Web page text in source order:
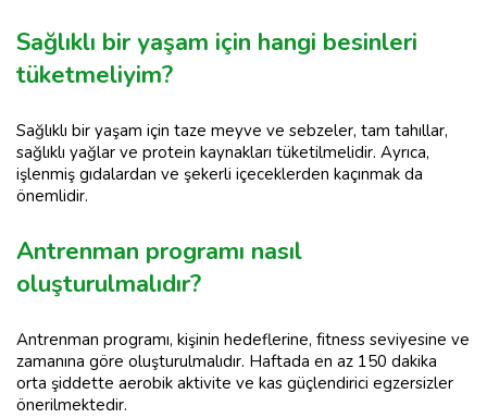
Sağlıklı bir yaşam için hangi besinleri
tüketmeliyim?
Sağlıklı bir yaşam için taze meyve ve sebzeler, tam tahıllar,
sağlıklı yağlar ve protein kaynakları tüketilmelidir. Ayrıca,
işlenmiş gıdalardan ve şekerli içeceklerden kaçınmak da
önemlidir.
Antrenman programı nasıl
oluşturulmalıdır?
Antrenman programı, kişinin hedeflerine, fitness seviyesine ve
zamanına göre oluşturulmalıdır. Haftada en az 150 dakika
orta şiddette aerobik aktivite ve kas güçlendirici egzersizler
önerilmektedir.